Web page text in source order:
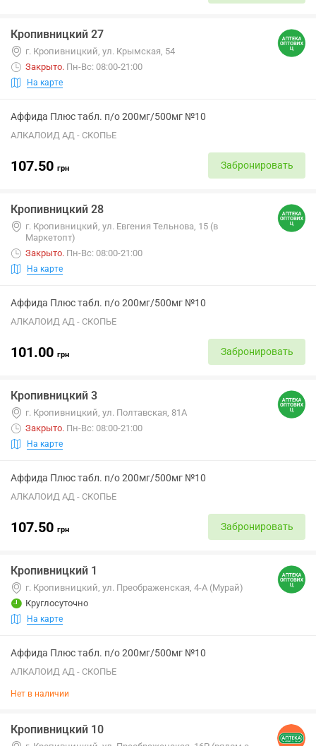
Кропивницкий 27
г. Кропивницкий, ул. Крымская, 54
Закрыто. Пн-Вс: 08:00-21:00
На карте
Аффида Плюс табл. п/о 200мг/500мг №10
АЛКАЛОИД АД - СКОПЬЕ
107.50 грн Забронировать
Кропивницкий 28
г. Кропивницкий, ул. Евгения Тельнова, 15 (в
Маркетопт)
Закрыто. Пн-Вс: 08:00-21:00
На карте
Аффида Плюс табл. п/о 200мг/500мг №10
АЛКАЛОИД АД - СКОПЬЕ
101.00 грн Забронировать
Кропивницкий 3
г. Кропивницкий, ул. Полтавская, 81А
Закрыто. Пн-Вс: 08:00-21:00
На карте
Аффида Плюс табл. п/о 200мг/500мг №10
АЛКАЛОИД АД - СКОПЬЕ
107.50 грн Забронировать
Кропивницкий 1
г. Кропивницкий, ул. Преображенская, 4-А (Мурай)
Круглосуточно
На карте
Аффида Плюс табл. п/о 200мг/500мг №10
АЛКАЛОИД АД - СКОПЬЕ
Нет в наличии
Кропивницкий 10